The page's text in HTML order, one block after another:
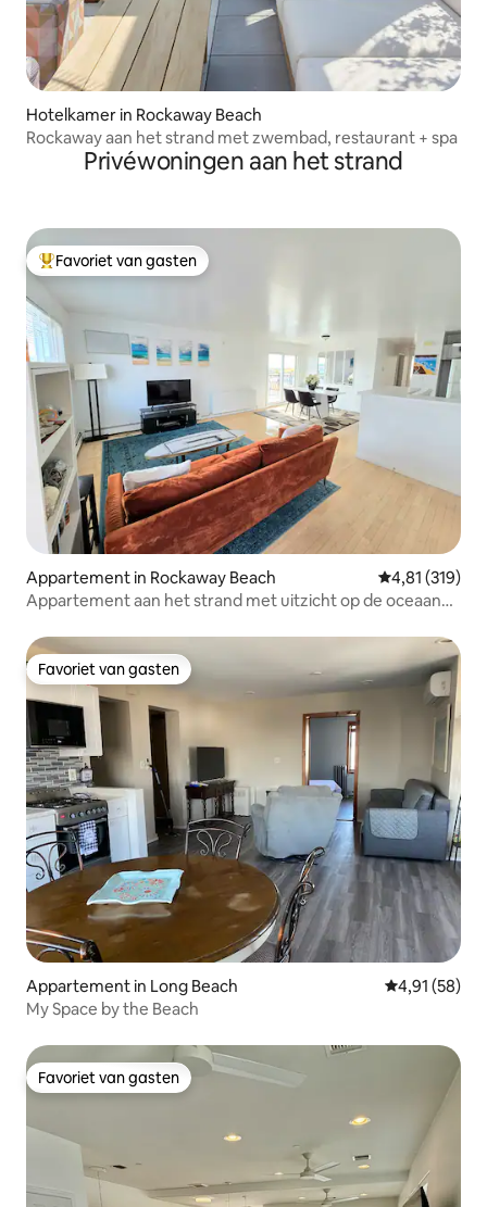
Hotelkamer in Rockaway Beach
Rockaway aan het strand met zwembad, restaurant + spa
Privéwoningen aan het strand
Topfavoriet van gasten
Favoriet van gasten
Appartement in Rockaway Beach Gemiddelde
4,81 (319)
Appartement aan het strand met uitzicht op de oceaan
Favoriet van gasten
Favoriet van gasten
Appartement in Long Beach Gemiddelde
4,91 (58)
My Space by the Beach
Favoriet van gasten
Favoriet van gasten